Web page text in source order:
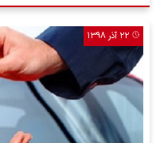
۲۲ آذر ۱۳۹۸